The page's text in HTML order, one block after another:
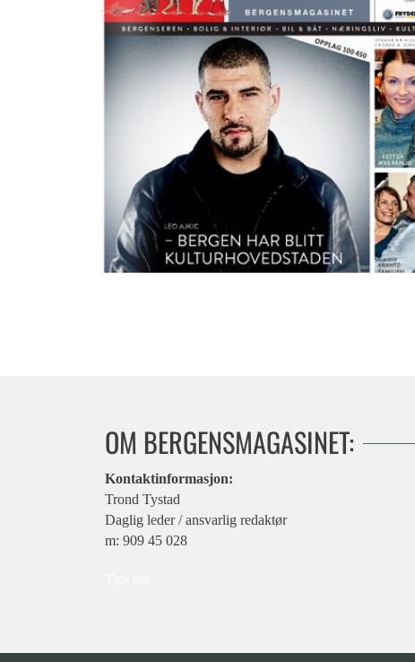
OM BERGENSMAGASINET:
Kontaktinformasjon:
Trond Tystad
Daglig leder / ansvarlig redaktør
m: 909 45 028